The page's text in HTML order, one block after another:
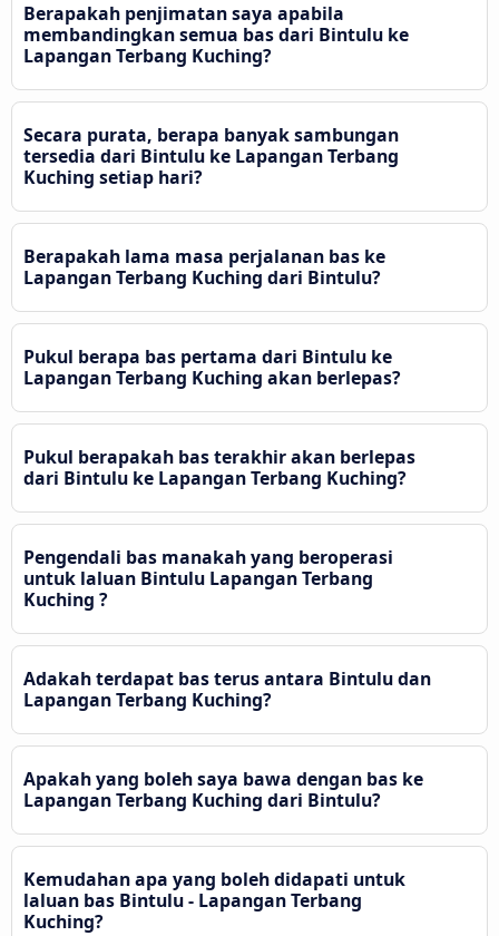
Berapakah penjimatan saya apabila
membandingkan semua bas dari Bintulu ke
Lapangan Terbang Kuching?
Secara purata, berapa banyak sambungan
tersedia dari Bintulu ke Lapangan Terbang
Kuching setiap hari?
Berapakah lama masa perjalanan bas ke
Lapangan Terbang Kuching dari Bintulu?
Pukul berapa bas pertama dari Bintulu ke
Lapangan Terbang Kuching akan berlepas?
Pukul berapakah bas terakhir akan berlepas
dari Bintulu ke Lapangan Terbang Kuching?
Pengendali bas manakah yang beroperasi
untuk laluan Bintulu Lapangan Terbang
Kuching ?
Adakah terdapat bas terus antara Bintulu dan
Lapangan Terbang Kuching?
Apakah yang boleh saya bawa dengan bas ke
Lapangan Terbang Kuching dari Bintulu?
Kemudahan apa yang boleh didapati untuk
laluan bas Bintulu - Lapangan Terbang
Kuching?